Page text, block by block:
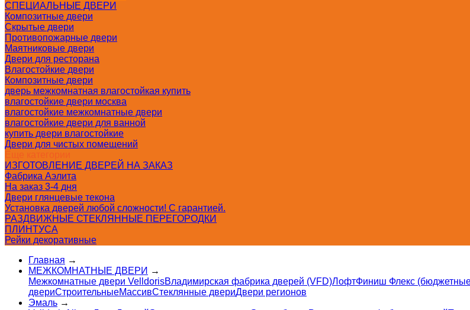
СПЕЦИАЛЬНЫЕ ДВЕРИ
Композитные двери
Скрытые двери
Противопожарные двери
Маятниковые двери
Двери для ресторана
Влагостойкие двери
Композитные двери
дверь межкомнатная влагостойкая купить
влагостойкие двери москва
влагостойкие межкомнатные двери
влагостойкие двери для ванной
купить двери влагостойкие
Двери для чистых помещений
Еще категории
ИЗГОТОВЛЕНИЕ ДВЕРЕЙ НА ЗАКАЗ
Фабрика Аэлита
На заказ 3-4 дня
Двери глянцевые текона
Установка дверей любой сложности! С гарантией.
РАЗДВИЖНЫЕ СТЕКЛЯННЫЕ ПЕРЕГОРОДКИ
ПЛИНТУСА
Рейки декоративные
Главная →
МЕЖКОМНАТНЫЕ ДВЕРИ →
Межкомнатные двери VelldorisВладимирская фабрика дверей (VFD)ЛофтФиниш Флекс
двериСтроительныеМассивСтеклянные двериДвери регионов
Эмаль →